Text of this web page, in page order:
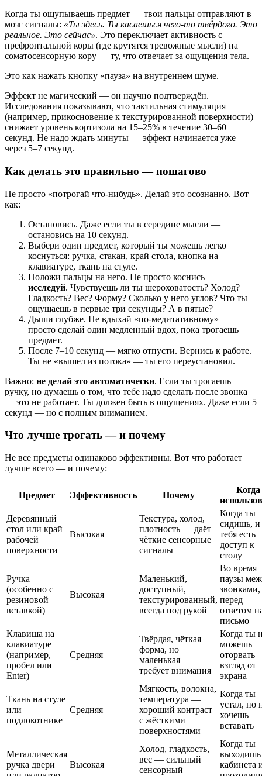
Когда ты ощупываешь предмет — твои пальцы отправляют в
мозг сигналы: «Ты здесь. Ты касаешься чего-то твёрдого. Это
реальное. Это сейчас». Это переключает активность с
префронтальной коры (где крутятся тревожные мысли) на
соматосенсорную кору — ту, что отвечает за ощущения тела.
Это как нажать кнопку «пауза» на внутреннем шуме.
Эффект не магический — он научно подтверждён.
Исследования показывают, что тактильная стимуляция
(например, прикосновение к текстурированной поверхности)
снижает уровень кортизола на 15–25% в течение 30–60
секунд. Не надо ждать минуты — эффект начинается уже
через 5–7 секунд.
Как делать это правильно — пошагово
Не просто «потрогай что-нибудь». Делай это осознанно. Вот
как:
Остановись. Даже если ты в середине мысли —
остановись на 10 секунд.
Выбери один предмет, который ты можешь легко
коснуться: ручка, стакан, край стола, кнопка на
клавиатуре, ткань на стуле.
Положи пальцы на него. Не просто коснись —
исследуй. Чувствуешь ли ты шероховатость? Холод?
Гладкость? Вес? Форму? Сколько у него углов? Что ты
ощущаешь в первые три секунды? А в пятые?
Дыши глубже. Не вдыхай «по-медитативному» —
просто сделай один медленный вдох, пока трогаешь
предмет.
После 7–10 секунд — мягко отпусти. Вернись к работе.
Ты не «вышел из потока» — ты его переустановил.
Важно: не делай это автоматически. Если ты трогаешь
ручку, но думаешь о том, что тебе надо сделать после звонка
— это не работает. Ты должен быть в ощущениях. Даже если 5
секунд — но с полным вниманием.
Что лучше трогать — и почему
Не все предметы одинаково эффективны. Вот что работает
лучше всего — и почему:
Предмет Эффективность Почему
Когда
Деревянный
стол или край
рабочей
поверхности
Высокая
Текстура, холод,
плотность — даёт
чёткие сенсорные
сигналы
Когда ты
сидишь, и
тебя есть
доступ к
столу
Ручка
(особенно с
резиновой
вставкой)
Высокая
Маленький,
доступный,
текстурированный,
всегда под рукой
Во время
паузы
звонками,
перед
ответом
письмо
Клавиша на
клавиатуре
(например,
пробел или
Enter)
Средняя
Твёрдая, чёткая
форма, но
маленькая —
требует внимания
Когда ты
можешь
оторвать
взгляд от
экрана
Ткань на стуле
или
подлокотнике
Средняя
Мягкость, волокна,
температура —
хороший контраст
с жёсткими
поверхностями
Когда ты
устал, но
хочешь
вставать
Металлическая
ручка двери
Высокая
Холод, гладкость,
вес — сильный
сенсорный
Когда ты
выходишь
кабинета